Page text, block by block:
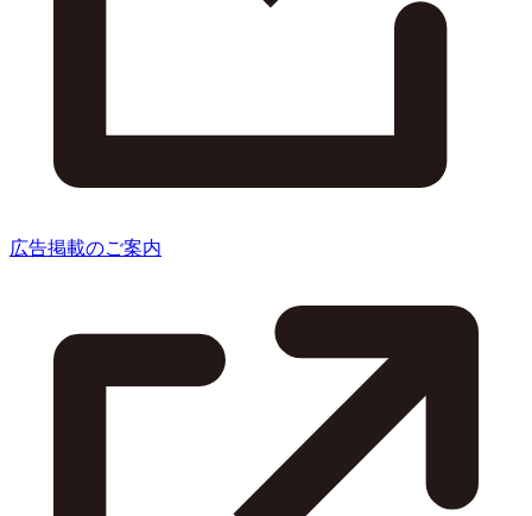
広告掲載のご案内